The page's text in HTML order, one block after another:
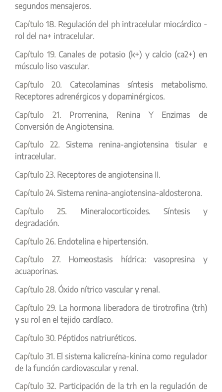
segundos mensajeros.
Capítulo 18. Regulación del ph intracelular miocárdico -
rol del na+ intracelular.
Capítulo 19. Canales de potasio (k+) y calcio (ca2+) en
músculo liso vascular.
Capítulo 20. Catecolaminas síntesis metabolismo.
Receptores adrenérgicos y dopaminérgicos.
Capítulo 21. Prorrenina, Renina Y Enzimas de
Conversión de Angiotensina.
Capítulo 22. Sistema renina-angiotensina tisular e
intracelular.
Capítulo 23. Receptores de angiotensina II.
Capítulo 24.Sistema renina-angiotensina-aldosterona.
Capítulo 25. Mineralocorticoides. Síntesis y
degradación.
Capítulo 26. Endotelina e hipertensión.
Capítulo 27. Homeostasis hídrica: vasopresina y
acuaporinas.
Capítulo 28. Óxido nítrico vascular y renal.
Capítulo 29. La hormona liberadora de tirotrofina (trh)
y su rol en el tejido cardíaco.
Capítulo 30. Péptidos natriuréticos.
Capítulo 31. El sistema kalicreína-kinina como regulador
de la función cardiovascular y renal.
Capítulo 32. Participación de la trh en la regulación de